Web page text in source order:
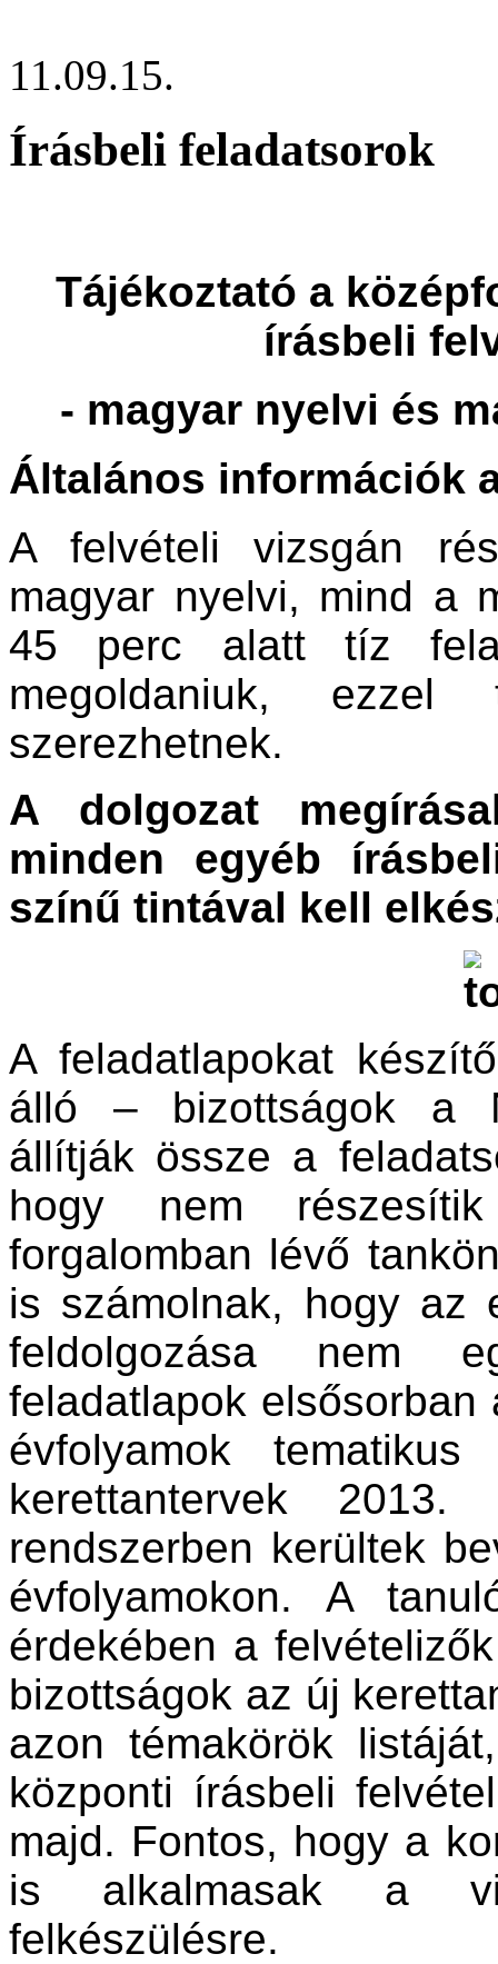
11.09.15.
Írásbeli feladatsorok
Tájékoztató a
írásbeli
- magyar nyelvi és
Általános információk
A felvételi vizsgán
magyar nyelvi, mind a
45 perc alatt tíz
megoldaniuk, ezzel
szerezhetnek.
A dolgozat
minden egyéb
színű tintával kell
A feladatlapokat
álló – bizottságok a
állítják össze a
hogy nem
forgalomban lévő
is számolnak, hogy az
feldolgozása nem
feladatlapok
évfolyamok
kerettantervek 2013.
rendszerben kerültek
évfolyamokon. A
érdekében a
bizottságok az új
azon témakörök
központi írásbeli
majd. Fontos, hogy a
is alkalmasak a
felkészülésre.